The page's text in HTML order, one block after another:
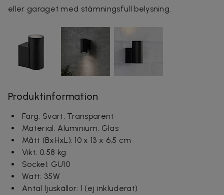
eller garaget med stämningsfull belysning.
Produktinformation
Färg: Svart, Transparent
Material: Aluminium, Glas
Mått (BxHxL): 10 x 13 x 6,5 cm
Vikt: 0.58 kg
Sockel: GU10
Watt: 35W
Antal ljuskällor: 1 (ej inkluderat)